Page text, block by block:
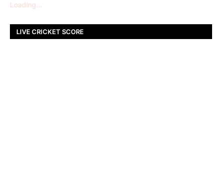
Loading...
LIVE CRICKET SCORE